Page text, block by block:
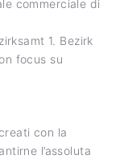
commerciale di
1. Bezirk
focus su
con la
l’assoluta